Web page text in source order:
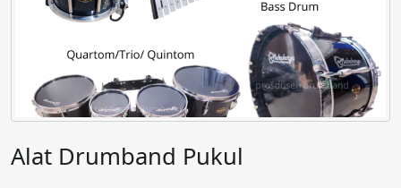
Alat Drumband Pukul